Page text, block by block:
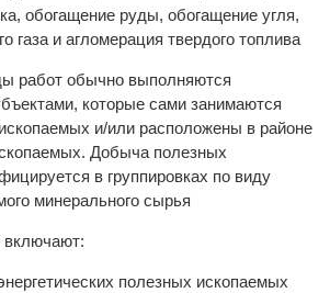
обогащение руды, обогащение угля,
газа и агломерация твердого топлива
работ обычно выполняются
которые сами занимаются
и/или расположены в районе
Добыча полезных
в группировках по виду
минерального сырья
включают:
полезных ископаемых